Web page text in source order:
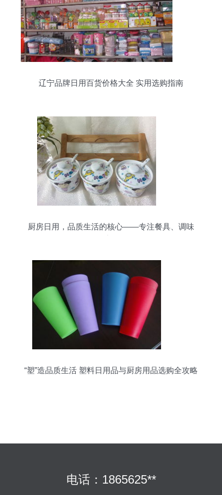
辽宁品牌日用百货价格大全 实用选购指南
厨房日用，品质生活的核心——专注餐具、调味
“塑”造品质生活 塑料日用品与厨房用品选购全攻略
电话：1865625**